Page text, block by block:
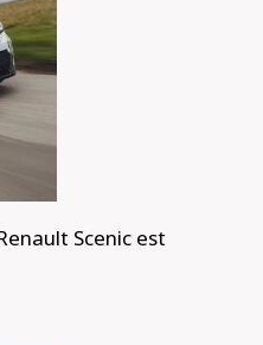
Scenic est